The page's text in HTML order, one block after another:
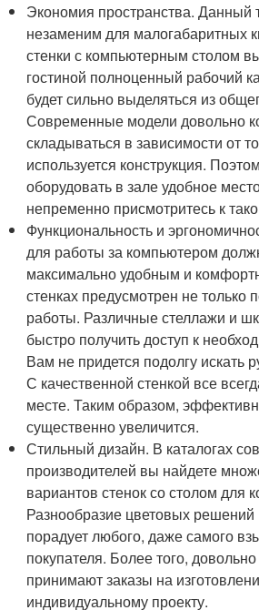
Экономия пространства. Данный
незаменим для малогабаритных
стенки с компьютерным столом
гостиной полноценный рабочий
будет сильно выделяться из
Современные модели довольно
складываться в зависимости от
используется конструкция.
оборудовать в зале удобное
непременно присмотритесь к
Функциональность и
для работы за компьютером
максимально удобным и
стенках предусмотрен не только
работы. Различные стеллажи и
быстро получить доступ к
Вам не придется подолгу искать
С качественной стенкой все
месте. Таким образом,
существенно увеличится.
Стильный дизайн. В каталогах
производителей вы найдете
вариантов стенок со столом для
Разнообразие цветовых решений
порадует любого, даже самого
покупателя. Более того,
принимают заказы на
индивидуальному проекту.